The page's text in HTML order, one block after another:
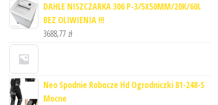
DAHLE NISZCZARKA 306 P-3/5X50MM/20K/60L
BEZ OLIWIENIA !!!
3688,77 zł
Neo Spodnie Robocze Hd Ogrodniczki 81-248-S
Mocne